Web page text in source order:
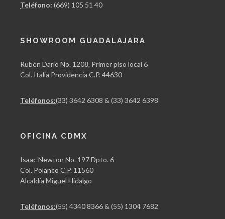
Teléfono: (669) 105 51 40
SHOWROOM GUADALAJARA
Rubén Darío No. 1208, Primer piso local 6
Col. Italia Providencia C.P. 44630
Teléfonos:(33) 3642 6308 & (33) 3642 6398
OFICINA CDMX
Isaac Newton No. 197 Dpto. 6
Col. Polanco C.P. 11560
Alcaldía Miguel Hidalgo
Teléfonos:(55) 4340 8366 & (55) 1304 7682